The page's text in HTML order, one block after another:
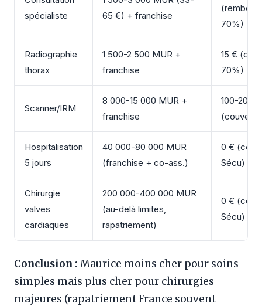
spécialiste
65 €) + franchise
70%)
Radiographie
thorax
1 500-2 500 MUR +
franchise
15 €
70%)
Scanner/IRM
8 000-15 000 MUR +
franchise
100-200 €
(couvert
Hospitalisation
5 jours
40 000-80 000 MUR
(franchise + co-ass.)
0 €
Sécu)
Chirurgie
valves
cardiaques
200 000-400 000 MUR
(au-delà limites,
rapatriement)
0 €
Sécu)
Conclusion : Maurice moins cher pour soins
simples mais plus cher pour chirurgies
majeures (rapatriement France souvent